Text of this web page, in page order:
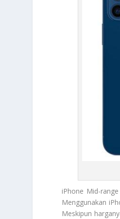
iPhone Mid-range
Menggunakan
Meskipun